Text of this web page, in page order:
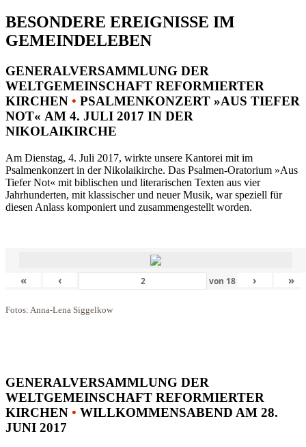
BESONDERE EREIGNISSE IM
GEMEINDELEBEN
GENERALVERSAMMLUNG DER
WELTGEMEINSCHAFT REFORMIERTER
KIRCHEN • PSALMENKONZERT »AUS TIEFER
NOT« AM 4. JULI 2017 IN DER
NIKOLAIKIRCHE
Am Dienstag, 4. Juli 2017, wirkte unsere Kantorei mit im
Psalmenkonzert in der Nikolaikirche. Das Psalmen-Oratorium »Aus
Tiefer Not« mit biblischen und literarischen Texten aus vier
Jahrhunderten, mit klassischer und neuer Musik, war speziell für
diesen Anlass komponiert und zusammengestellt worden.
« ‹ von 18 › »
Fotos: Anna-Lena Siggelkow
GENERALVERSAMMLUNG DER
WELTGEMEINSCHAFT REFORMIERTER
KIRCHEN • WILLKOMMENSABEND AM 28.
JUNI 2017